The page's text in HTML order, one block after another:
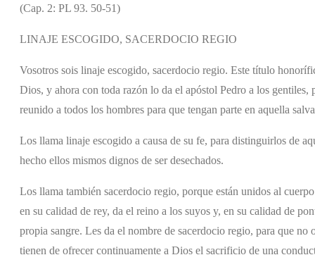
(Cap. 2: PL 93. 50-51)
LINAJE ESCOGIDO, SACERDOCIO REGIO
Vosotros sois linaje escogido, sacerdocio regio. Este título
Dios, y ahora con toda razón lo da el apóstol Pedro a los
reunido a todos los hombres para que tengan parte en aquella
Los llama linaje escogido a causa de su fe, para distinguirlos de
hecho ellos mismos dignos de ser desechados.
Los llama también sacerdocio regio, porque están unidos al
en su calidad de rey, da el reino a los suyos y, en su calidad de
propia sangre. Les da el nombre de sacerdocio regio, para que
tienen de ofrecer continuamente a Dios el sacrificio de una